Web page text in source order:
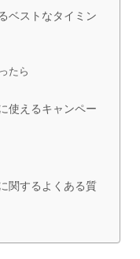
ベストなタイミン
たら
使えるキャンペー
関するよくある質